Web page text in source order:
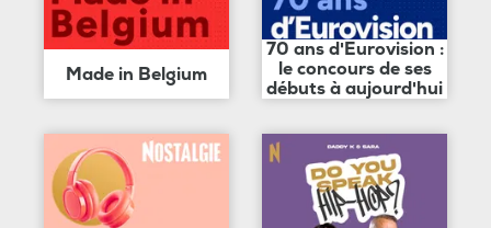
Made in Belgium
70 ans d'Eurovision :
le concours de ses
débuts à aujourd'hui